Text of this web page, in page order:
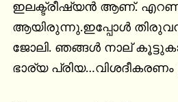
ഇലക്ട്രീഷ്യൻ ആണ്.
ആയിരുന്നു.ഇപ്പോൾ
ജോലി. ഞങ്ങൾ നാല്
ഭാര്യ